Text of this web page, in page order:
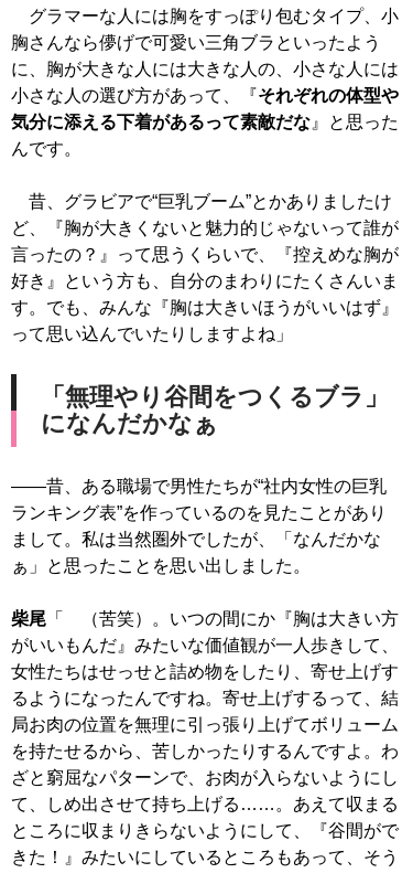
グラマーな人には胸をすっぽり包むタイプ、小
胸さんなら儚げで可愛い三角ブラといったよう
に、胸が大きな人には大きな人の、小さな人には
小さな人の選び方があって、『それぞれの体型や
気分に添える下着があるって素敵だな 』と思った
んです。
昔、グラビアで“巨乳ブーム”とかありましたけ
ど、『胸が大きくないと魅力的じゃないって誰が
言ったの？』って思うくらいで、『控えめな胸が
好き』という方も、自分のまわりにたくさんいま
す。でも、みんな『胸は大きいほうがいいはず』
って思い込んでいたりしますよね」
「無理やり谷間をつくるブラ」
になんだかなぁ
――昔、ある職場で男性たちが“社内女性の巨乳
ランキング表”を作っているのを見たことがあり
まして。私は当然圏外でしたが、「なんだかな
ぁ」と思ったことを思い出しました。
柴尾 「 （苦笑）。いつの間にか『胸は大きい方
がいいもんだ』みたいな価値観が一人歩きして、
女性たちはせっせと詰め物をしたり、寄せ上げす
るようになったんですね。寄せ上げするって、結
局お肉の位置を無理に引っ張り上げてボリューム
を持たせるから、苦しかったりするんですよ。わ
ざと窮屈なパターンで、お肉が入らないようにし
て、しめ出させて持ち上げる……。あえて収まる
ところに収まりきらないようにして、『谷間がで
きた！』みたいにしているところもあって、そう